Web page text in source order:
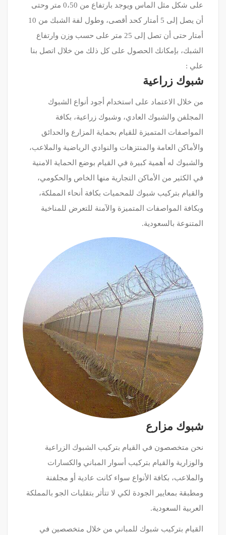
على شكل مثل الماس ويوجد بارتفاع من 0،50 متر وحتى
أن يصل إلى 5 أمتار كحد أقصى، وطول لفة الشبك من 10
أمتار حتى أن تصل إلى 25 متر على حسب وزن وارتفاع
الشبك، بإمكانك الحصول على كل ذلك من خلال اتصل بنا
علي :
شبوك زراعية
من خلال الاعتماد على استخدام أجود أنواع الشبوك
المجلفن والشبوك العادي، وشبوك زراعية، بكافة
المواصفات المتميزة للقيام بحماية المزارع والحدائق
والأماكن العامة والمنتزهات والنوادي الرياضية والملاعب،
والشبوك له أهمية كبيرة في القيام بوضع الحماية الامنية
في الكثير من الأماكن التجارية منها الخاص والحكومي،
والقيام بتركيب شبوك للمحميات بكافة أنحاء المملكة،
وبكافة المواصفات المتميزة والآمنة للتعرض للمناخية
المتنوعة بالسعودية.
شبوك مزارع
نحن متخصصون في القيام بتركيب الشبوك الزراعية
والوزارية والقيام بتركيب أسوار المباني والكسارات
والملاعب، بكافة الأنواع سواء كانت عادية أو مجلفنة
ومطبقة بمعايير الجودة لكي لا تتأثر بتقلبات الجو بالمملكة
العربية السعودية.
القيام بتركيب شبوك للمباني من خلال متخصصين في